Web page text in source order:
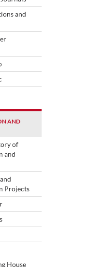
and
AND
of
and
Projects
House